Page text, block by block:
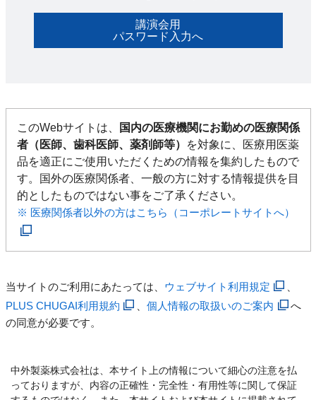
講演会用
パスワード入力へ
このWebサイトは、
国内の医療機関にお勤めの医療関係
者（医師、歯科医師、薬剤師等）
を対象に、医療用医薬
品を適正にご使用いただくための情報を集約したもので
す。国外の医療関係者、一般の方に対する情報提供を目
的としたものではない事をご了承ください。
※ 医療関係者以外の方はこちら（コーポレートサイトへ）
当サイトのご利用にあたっては、 ウェブサイト利用規定
PLUS CHUGAI利用規約
、個人情報の取扱いのご案内
へ
の同意が必要です。
中外製薬株式会社は、本サイト上の情報について細心の注意を払
っておりますが、内容の正確性・完全性・有用性等に関して保証